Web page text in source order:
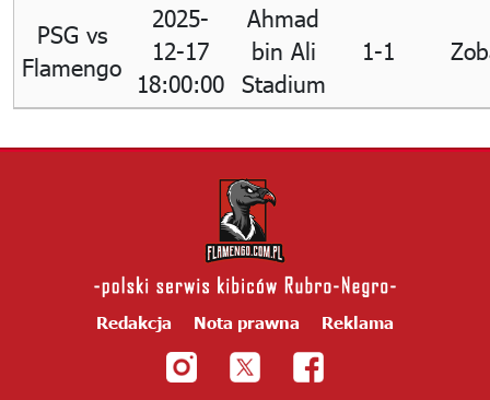
PSG vs
Flamengo
2025-
12-17
18:00:00
Ahmad
bin Ali
Stadium
1-1
Redakcja Nota prawna Reklama